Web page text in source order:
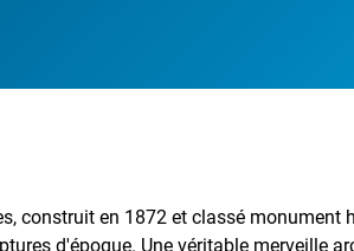
construit en 1872 et classé
d'époque. Une véritable merveille